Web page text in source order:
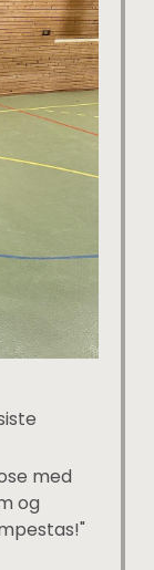
med
og